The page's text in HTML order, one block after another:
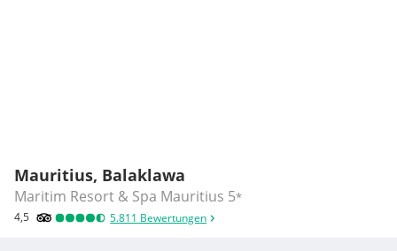
Mauritius, Balaklawa
Maritim Resort & Spa Mauritius 5*
4,5 5.811 Bewertungen